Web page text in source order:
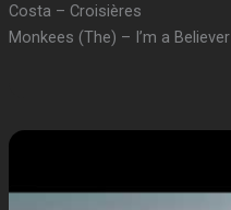
Costa – Croisières
Monkees (The) – I’m a Believer